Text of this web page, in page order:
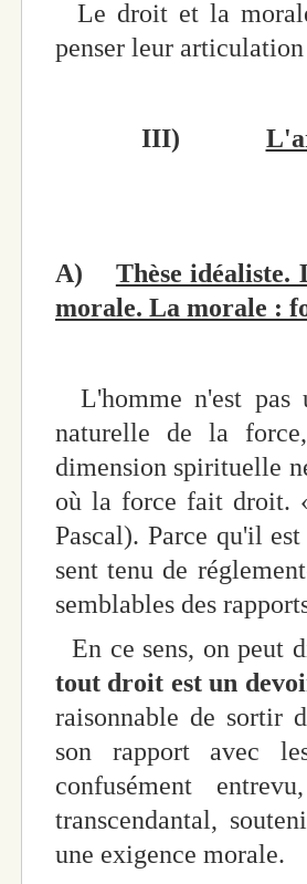
Le droit et la
penser leur articulation
III)
A) Thèse
morale. La morale :
L'homme n'est
naturelle de la
dimension spirituelle
où la force fait droit.
Pascal). Parce qu'il
sent tenu de
semblables des
En ce sens, on peut
tout droit est un
raisonnable de sortir
son rapport avec
confusément
transcendantal,
une exigence morale.